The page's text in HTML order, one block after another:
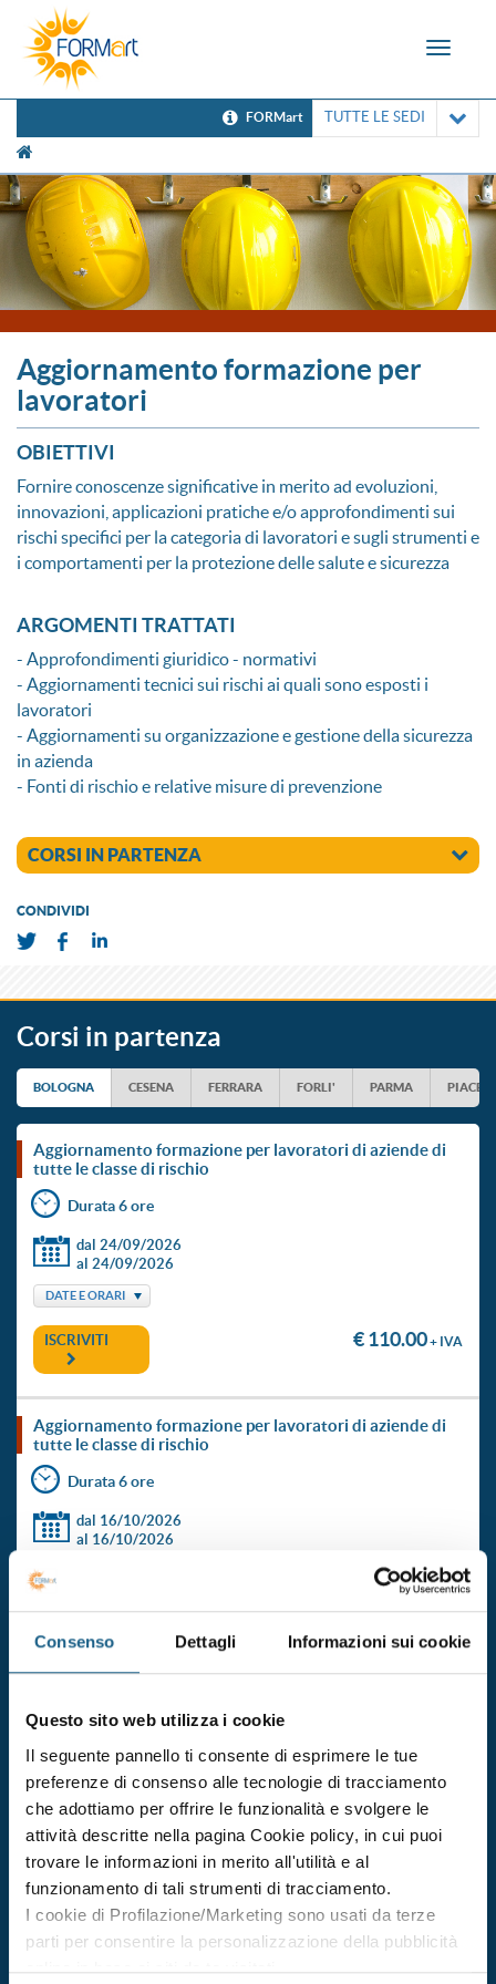
Consenso Dettagli Informazioni sui cookie
Questo sito web utilizza i cookie
Il seguente pannello ti consente di esprimere le tue
preferenze di consenso alle tecnologie di tracciamento
che adottiamo per offrire le funzionalità e svolgere le
attività descritte nella pagina Cookie policy, in cui puoi
trovare le informazioni in merito all'utilità e al
funzionamento di tali strumenti di tracciamento.
I cookie di Profilazione/Marketing sono usati da terze
parti per consentire la personalizzazione della pubblicità
online in base ai siti da te visitati.
Toggle
FORMart TUTTE LE SEDI
Aggiornamento formazione per
lavoratori
OBIETTIVI
Fornire conoscenze significative in merito ad evoluzioni,
innovazioni, applicazioni pratiche e/o approfondimenti sui
rischi specifici per la categoria di lavoratori e sugli strumenti e
i comportamenti per la protezione delle salute e sicurezza
ARGOMENTI TRATTATI
- Approfondimenti giuridico - normativi
- Aggiornamenti tecnici sui rischi ai quali sono esposti i
lavoratori
- Aggiornamenti su organizzazione e gestione della sicurezza
in azienda
- Fonti di rischio e relative misure di prevenzione
CORSI IN PARTENZA
CONDIVIDI
Corsi in partenza
BOLOGNA CESENA FERRARA FORLI' PARMA
aggiornamento formazione per lavoratori di aziende di
tutte le classe di rischio
Durata 6 ore
dal 24/09/2026
al 24/09/2026
DATE E ORARI
ISCRIVITI € 110.00+ IVA
aggiornamento formazione per lavoratori di aziende di
tutte le classe di rischio
Durata 6 ore
dal 16/10/2026
al 16/10/2026
ISCRIVITI € 110.00+ IVA
tutte le classe di rischio
Durata 6 ore
al 29/10/2026
ISCRIVITI € 110.00
aggiornamento formazione per lavoratori di aziende di